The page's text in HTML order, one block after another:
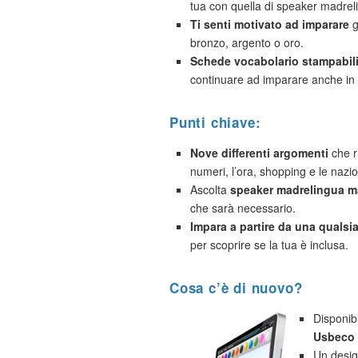
tua con quella di speaker
Ti senti motivato ad imparare
bronzo, argento o oro.
Schede vocabolario stampabili
continuare ad imparare anche in
Punti chiave:
Nove differenti argomenti che
numeri, l’ora, shopping e le
Ascolta speaker madrelingua
che sarà necessario.
Impara a partire da una
per scoprire se la tua è inclusa.
Cosa c’è di nuovo?
Un